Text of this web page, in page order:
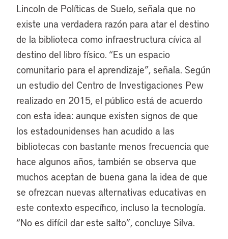
Lincoln de Políticas de Suelo, señala que no
existe una verdadera razón para atar el destino
de la biblioteca como infraestructura cívica al
destino del libro físico. “Es un espacio
comunitario para el aprendizaje”, señala. Según
un estudio del Centro de Investigaciones Pew
realizado en 2015, el público está de acuerdo
con esta idea: aunque existen signos de que
los estadounidenses han acudido a las
bibliotecas con bastante menos frecuencia que
hace algunos años, también se observa que
muchos aceptan de buena gana la idea de que
se ofrezcan nuevas alternativas educativas en
este contexto específico, incluso la tecnología.
“No es difícil dar este salto”, concluye Silva.